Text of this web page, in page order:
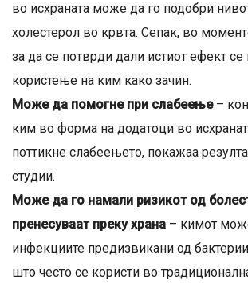
во исхраната може да го подобри
холестерол во крвта. Сепак, во
за да се потврди дали истиот ефект се
користење на ким како зачин.
Може да помогне при слабеење–
ким во форма на додатоци во
поттикне слабеењето, покажаа
студии.
Може да го намали ризикот од
пренесуваат преку храна – кимот
инфекциите предизвикани од
што често се користи во